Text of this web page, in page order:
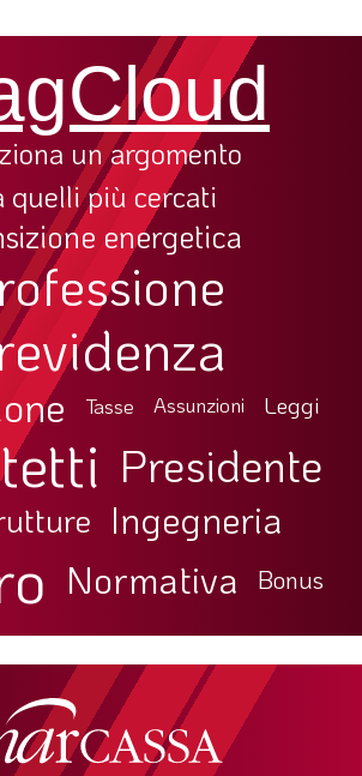
un argomento
quelli più cercati
energetica
Tasse Assunzioni Leggi
Presidente
Ingegneria
Normativa Bonus